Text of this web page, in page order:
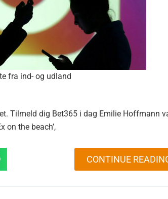
fra ind- og udland
Tilmeld dig Bet365 i dag Emilie Hoffmann
on the beach’,
CONTINUE